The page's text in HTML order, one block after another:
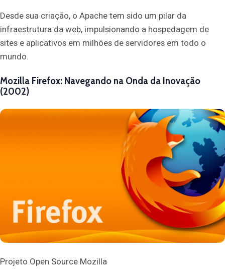
Desde sua criação, o Apache tem sido um pilar da
infraestrutura da web, impulsionando a hospedagem de
sites e aplicativos em milhões de servidores em todo o
mundo.
Mozilla Firefox: Navegando na Onda da Inovação
(2002)
Projeto Open Source Mozilla